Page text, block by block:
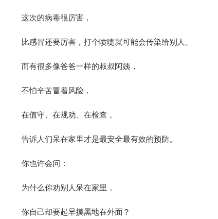
这次的病毒很厉害，
比感冒还要厉害，打个喷嚏就可能会传染给别人。
而有很多像爸爸一样的叔叔阿姨，
不怕辛苦冒着风险，
在值守、在规劝、在检查，
告诉人们呆在家里才是最安全最有效的预防。
你也许会问：
为什么你劝别人呆在家里，
你自己却要起早摸黑地在外面？